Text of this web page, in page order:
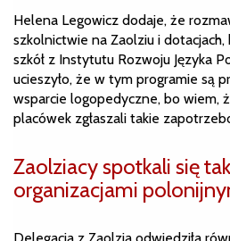
Helena Legowicz dodaje, że
szkolnictwie na Zaolziu i dotacjach,
szkół z Instytutu Rozwoju Języka
ucieszyło, że w tym programie są
wsparcie logopedyczne, bo wiem,
placówek zgłaszali takie
Zaolziacy spotkali się
organizacjami